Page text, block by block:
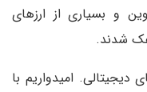
و بسیاری از ارزهای
هک شدند.
دیجیتالی. امیدواریم با